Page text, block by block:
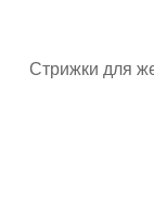
Стрижки для